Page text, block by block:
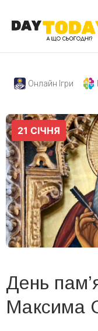
Онлайн Ігри
День
Максима